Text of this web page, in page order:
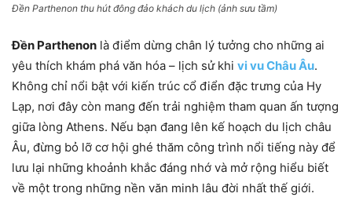
Đền Parthenon thu hút đông đảo khách du lịch (ảnh sưu tầm)
Đền Parthenon là điểm dừng chân lý tưởng cho những ai
yêu thích khám phá văn hóa – lịch sử khi vi vu Châu Âu.
Không chỉ nổi bật với kiến trúc cổ điển đặc trưng của Hy
Lạp, nơi đây còn mang đến trải nghiệm tham quan ấn tượng
giữa lòng Athens. Nếu bạn đang lên kế hoạch du lịch châu
Âu, đừng bỏ lỡ cơ hội ghé thăm công trình nổi tiếng này để
lưu lại những khoảnh khắc đáng nhớ và mở rộng hiểu biết
về một trong những nền văn minh lâu đời nhất thế giới.